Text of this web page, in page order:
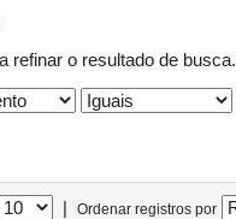
refinar o resultado de busca.
| Ordenar registros por